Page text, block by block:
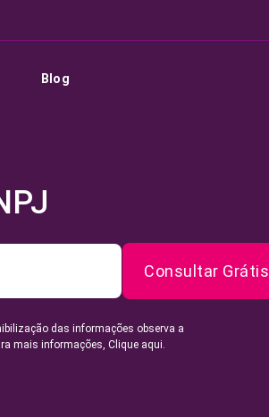
Blog
Consultar Grátis
das informações observa a
mais informações, Clique aqui.